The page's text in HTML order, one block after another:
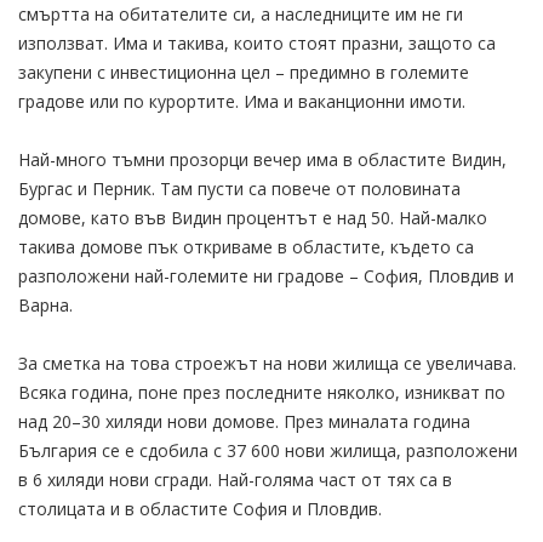
смъртта на обитателите си, а наследниците им не ги
използват. Има и такива, които стоят празни, защото са
закупени с инвестиционна цел – предимно в големите
градове или по курортите. Има и ваканционни имоти.
Най-много тъмни прозорци вечер има в областите Видин,
Бургас и Перник. Там пусти са повече от половината
домове, като във Видин процентът е над 50. Най-малко
такива домове пък откриваме в областите, където са
разположени най-големите ни градове – София, Пловдив и
Варна.
За сметка на това строежът на нови жилища се увеличава.
Всяка година, поне през последните няколко, изникват по
над 20–30 хиляди нови домове. През миналата година
България се е сдобила с 37 600 нови жилища, разположени
в 6 хиляди нови сгради. Най-голяма част от тях са в
столицата и в областите София и Пловдив.